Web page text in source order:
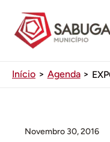
conteúdo
Início Agenda
Novembro 30, 2016